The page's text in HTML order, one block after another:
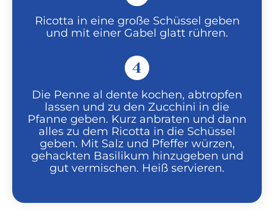
Ricotta in eine große Schüssel geben
und mit einer Gabel glatt rühren.
4
Die Penne al dente kochen, abtropfen
lassen und zu den Zucchini in die
Pfanne geben. Kurz anbraten und dann
alles zu dem Ricotta in die Schüssel
geben. Mit Salz und Pfeffer würzen,
gehackten Basilikum hinzugeben und
gut vermischen. Heiß servieren.